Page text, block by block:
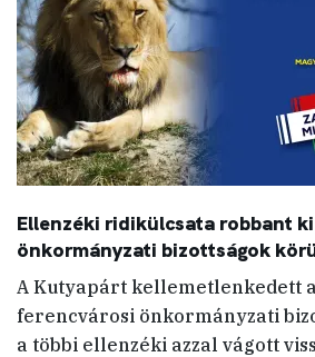
Ellenzéki ridikülcsata robbant
önkormányzati bizottságok
A Kutyapárt kellemetlenkedett
ferencvárosi önkormányzati
a többi ellenzéki azzal vágott